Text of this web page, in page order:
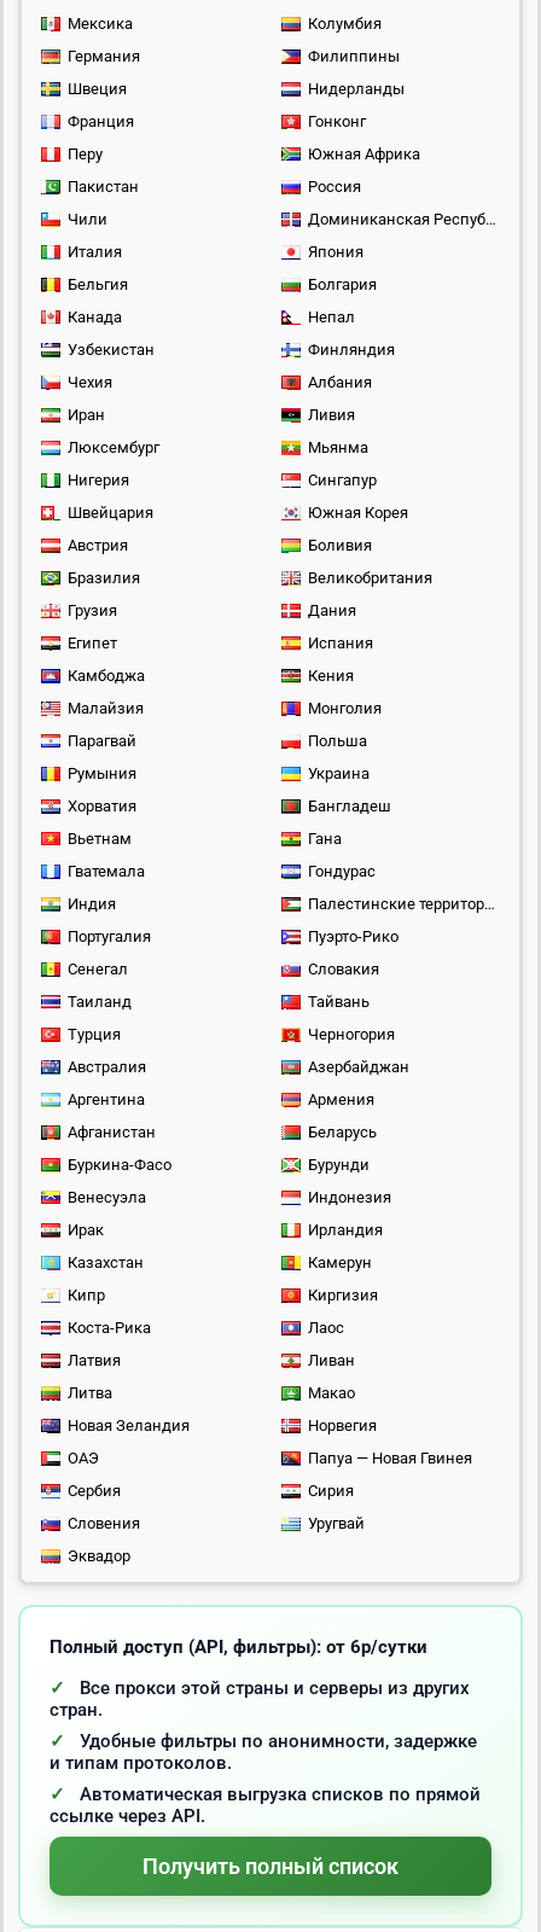
Мексика
Колумбия
Германия
Филиппины
Швеция
Нидерланды
Франция
Гонконг
Перу
Южная Африка
Пакистан
Россия
Чили
Доминиканская Республика
Италия
Япония
Бельгия
Болгария
Канада
Непал
Узбекистан
Финляндия
Чехия
Албания
Иран
Ливия
Люксембург
Мьянма
Нигерия
Сингапур
Швейцария
Южная Корея
Австрия
Боливия
Бразилия
Великобритания
Грузия
Дания
Египет
Испания
Камбоджа
Кения
Малайзия
Монголия
Парагвай
Польша
Румыния
Украина
Хорватия
Бангладеш
Вьетнам
Гана
Гватемала
Гондурас
Индия
Палестинские территории
Португалия
Пуэрто-Рико
Сенегал
Словакия
Таиланд
Тайвань
Турция
Черногория
Австралия
Азербайджан
Аргентина
Армения
Афганистан
Беларусь
Буркина-Фасо
Бурунди
Венесуэла
Индонезия
Ирак
Ирландия
Казахстан
Камерун
Кипр
Киргизия
Коста-Рика
Лаос
Латвия
Ливан
Литва
Макао
Новая Зеландия
Норвегия
ОАЭ
Папуа — Новая Гвинея
Сербия
Сирия
Словения
Уругвай
Эквадор
Полный доступ (API, фильтры): от 6р/сутки
Все прокси этой страны и серверы из других
стран.
Удобные фильтры по анонимности, задержке
и типам протоколов.
Автоматическая выгрузка списков по прямой
ссылке через API.
Получить полный список